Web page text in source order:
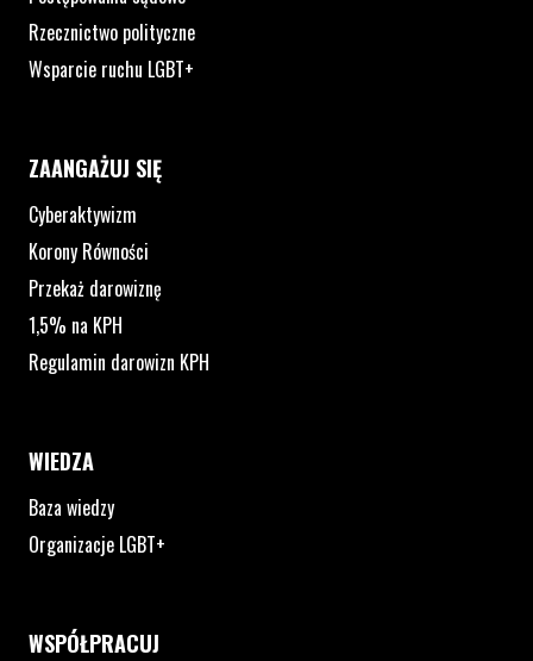
Rzecznictwo polityczne
Wsparcie ruchu LGBT+
ZAANGAŻUJ SIĘ
Cyberaktywizm
Korony Równości
Przekaż darowiznę
1,5% na KPH
Regulamin darowizn KPH
WIEDZA
Baza wiedzy
Organizacje LGBT+
WSPÓŁPRACUJ